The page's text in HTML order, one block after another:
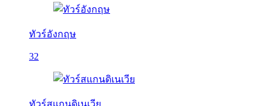
ทัวร์อังกฤษ
32
ทัวร์สแกนดิเนเวีย